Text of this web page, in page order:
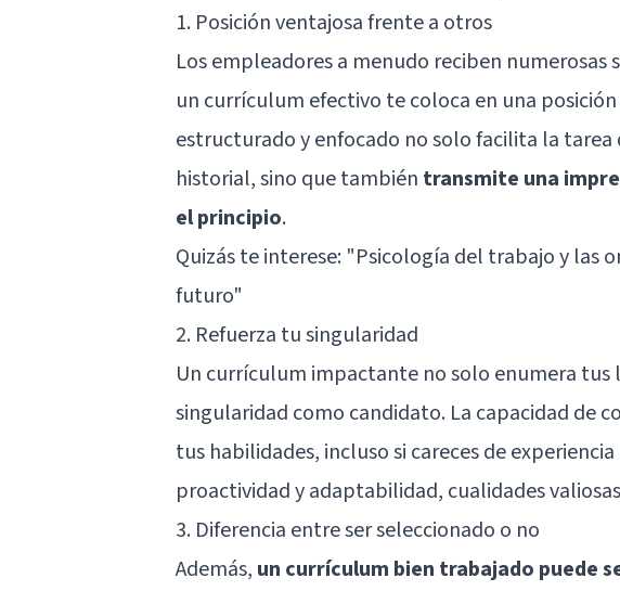
1. Posición ventajosa frente a otros
Los empleadores a menudo reciben
un currículum efectivo te coloca en una
estructurado y enfocado no solo facilita la
historial, sino que también transmite una
el principio.
Quizás te interese: "Psicología del trabajo y las
futuro"
2. Refuerza tu singularidad
Un currículum impactante no solo enumera
singularidad como candidato. La capacidad de
tus habilidades, incluso si careces de
proactividad y adaptabilidad, cualidades
3. Diferencia entre ser seleccionado o no
Además, un currículum bien trabajado puede